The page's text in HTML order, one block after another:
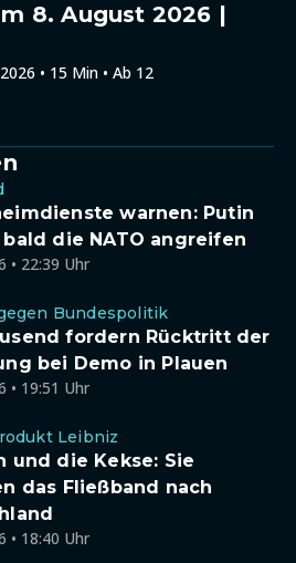
8. August 2026 |
• 15 Min • Ab 12
warnen: Putin
die NATO angreifen
• 22:39 Uhr
Bundespolitik
fordern Rücktritt der
bei Demo in Plauen
• 19:51 Uhr
Leibniz
und die Kekse: Sie
das Fließband nach
• 18:40 Uhr